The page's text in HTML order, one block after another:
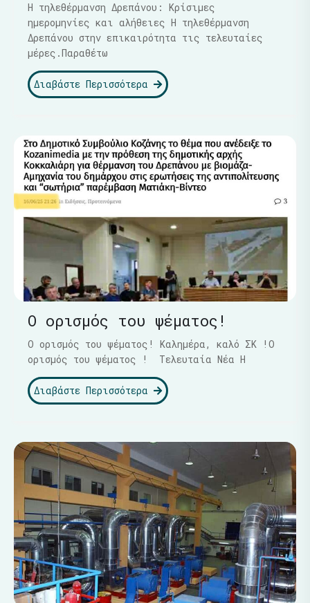
Η τηλεθέρμανση Δρεπάνου: Κρίσιμες
ημερομηνίες και αλήθειες Η τηλεθέρμανση
Δρεπάνου στην επικαιρότητα τις τελευταίες
μέρες.Παραθέτω
Διαβάστε Περισσότερα
Ο ορισμός του ψέματος!
Ο ορισμός του ψέματος! Καλημέρα, καλό ΣΚ !Ο
ορισμός του ψέματος ! Τελευταία Νέα Η
Διαβάστε Περισσότερα